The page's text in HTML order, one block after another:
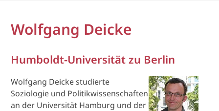
Wolfgang Deicke
Humboldt-Universität zu Berlin
Wolfgang Deicke studierte
Soziologie und Politikwissenschaften
an der Universität Hamburg und der